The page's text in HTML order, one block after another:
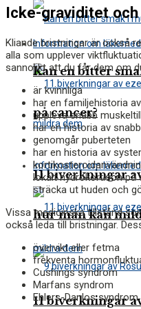
Information om
11 biverkningar
hur man kan
Kan en bitter
på cancer?
Information om
11 biverkningar
Icke-graviditet
Kliande bristningar är också
alla som upplever
sannolikt att du får dem om
är kvinnliga
har en familjehistoria
uppleva snabb
har en historia av
genomgår puberteten
har en historia av
lokalt hydrokortison på
sträcka ut huden och
Vissa medicinska tillstånd
också leda till bristningar.
övervikt eller fetma
frekventa
Cushings syndrom
Marfans syndrom
Ehlers-Danlos syndrom